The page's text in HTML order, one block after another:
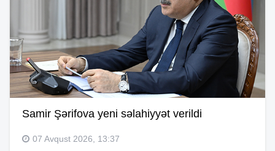
Samir Şərifova yeni səlahiyyət verildi
07 Avqust 2026, 13:37